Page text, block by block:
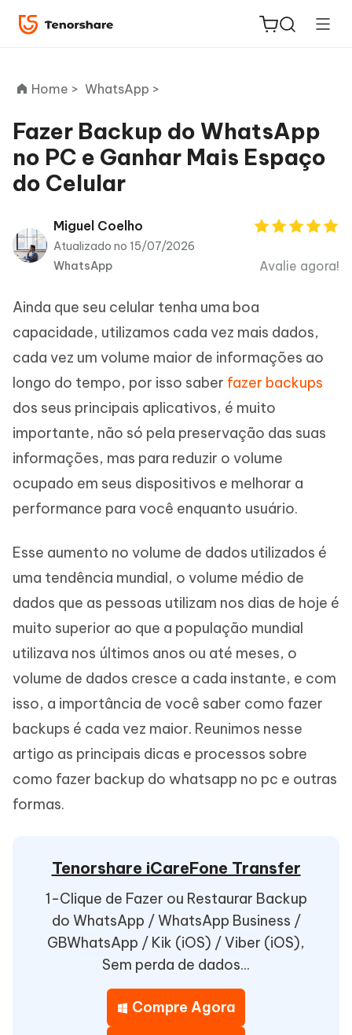
ReiBoot
for iOS
PDNob
PDF
Editor
Novo
iAnyGo
Home > WhatsApp >
Fazer Backup do WhatsApp
no PC e Ganhar Mais Espaço
do Celular
Miguel Coelho
Atualizado no 15/07/2026
WhatsApp
Avalie agora!
Ainda que seu celular tenha uma boa
capacidade, utilizamos cada vez mais dados,
cada vez um volume maior de informações ao
longo do tempo, por isso saber fazer backups
dos seus principais aplicativos, é muito
importante, não só pela preservação das suas
informações, mas para reduzir o volume
ocupado em seus dispositivos e melhorar a
performance para você enquanto usuário.
Esse aumento no volume de dados utilizados é
uma tendência mundial, o volume médio de
dados que as pessoas utilizam nos dias de hoje é
muito superior ao que a população mundial
utilizava nos últimos anos ou até meses, o
volume de dados cresce a cada instante, e com
isso, a importância de você saber como fazer
backups é cada vez maior. Reunimos nesse
artigo as principais dicas e processos sobre
como fazer backup do whatsapp no pc e outras
formas.
Tenorshare iCareFone Transfer
1-Clique de Fazer ou Restaurar Backup
do WhatsApp / WhatsApp Business /
GBWhatsApp / Kik (iOS) / Viber (iOS),
Sem perda de dados...
Compre Agora